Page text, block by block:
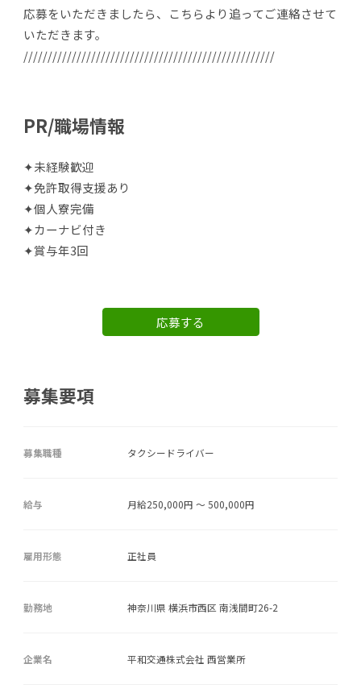
応募をいただきましたら、こちらより追ってご連絡させて
いただきます。
////////////////////////////////////////////////////
PR/職場情報
✦未経験歓迎
✦免許取得支援あり
✦個人寮完備
✦カーナビ付き
✦賞与年3回
応募する
募集要項
募集職種 タクシードライバー
給与 月給250,000円 ～ 500,000円
雇用形態 正社員
勤務地 神奈川県 横浜市西区 南浅間町26-2
企業名 平和交通株式会社 西営業所